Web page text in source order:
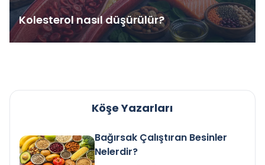
Kolesterol nasıl düşürülür?
Köşe Yazarları
Bağırsak Çalıştıran Besinler
Nelerdir?